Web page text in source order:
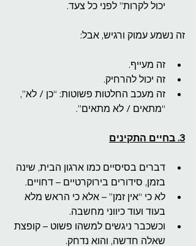
יכול לקרות” לפני כל צעד.
זה נשמע עמוק ורגיש, אבל:
זה מעייף.
זה יכול להרחיק.
זה מעכב החלטות פשוטות: “כן / לא”,
“מתאים / לא מתאים”.
3. בחיים התקינים
דברים בסיסיים כמו ארגון הבית, שינה
בזמן, סידורים בירוקרטיים – דחויים.
לא כי “אין זמן” – אלא כי הראש מלא
בעוד ועוד כיווני מחשבה.
וכשכבר ניגשים למשהו פשוט – קופצת
שאלה חדשה, והוא נדחק.